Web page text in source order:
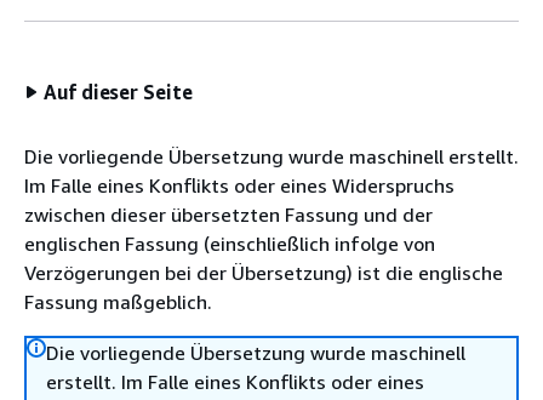
Auf dieser Seite
Die vorliegende Übersetzung wurde maschinell erstellt.
Im Falle eines Konflikts oder eines Widerspruchs
zwischen dieser übersetzten Fassung und der
englischen Fassung (einschließlich infolge von
Verzögerungen bei der Übersetzung) ist die englische
Fassung maßgeblich.
Die vorliegende Übersetzung wurde maschinell
erstellt. Im Falle eines Konflikts oder eines